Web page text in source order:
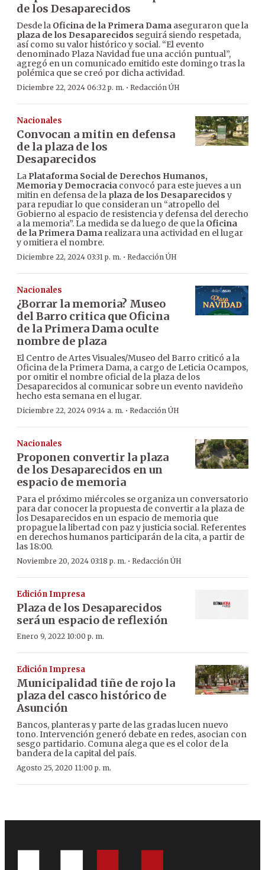
de los Desaparecidos
Desde la Oficina de la Primera Dama aseguraron que la
plaza de los Desaparecidos seguirá siendo respetada,
así como su valor histórico y social. “El evento
denominado Plaza Navidad fue una acción puntual”,
agregó en un comunicado emitido este domingo tras la
polémica que se creó por dicha actividad.
Diciembre 22, 2024 06:32 p. m. · Redacción ÚH
Nacionales
Convocan a mitin en defensa
de la plaza de los
Desaparecidos
La Plataforma Social de Derechos Humanos,
Memoria y Democracia convocó para este jueves a un
mitin en defensa de la plaza de los Desaparecidos y
para repudiar lo que consideran un “atropello del
Gobierno al espacio de resistencia y defensa del derecho
a la memoria”. La medida se da luego de que la Oficina
de la Primera Dama realizara una actividad en el lugar
y omitiera el nombre.
Diciembre 22, 2024 03:31 p. m. · Redacción ÚH
Nacionales
¿Borrar la memoria? Museo
del Barro critica que Oficina
de la Primera Dama oculte
nombre de plaza
El Centro de Artes Visuales/Museo del Barro criticó a la
Oficina de la Primera Dama, a cargo de Leticia Ocampos,
por omitir el nombre oficial de la plaza de los
Desaparecidos al comunicar sobre un evento navideño
hecho esta semana en el lugar.
Diciembre 22, 2024 09:14 a. m. · Redacción ÚH
Nacionales
Proponen convertir la plaza
de los Desaparecidos en un
espacio de memoria
Para el próximo miércoles se organiza un conversatorio
para dar conocer la propuesta de convertir a la plaza de
los Desaparecidos en un espacio de memoria que
propague la libertad con paz y justicia social. Referentes
en derechos humanos participarán de la cita, a partir de
las 18:00.
Noviembre 20, 2024 03:18 p. m. · Redacción ÚH
Edición Impresa
Plaza de los Desaparecidos
será un espacio de reflexión
Enero 9, 2022 10:00 p. m.
Edición Impresa
Municipalidad tiñe de rojo la
plaza del casco histórico de
Asunción
Bancos, planteras y parte de las gradas lucen nuevo
tono. Intervención generó debate en redes, asocian con
sesgo partidario. Comuna alega que es el color de la
bandera de la capital del país.
Agosto 25, 2020 11:00 p. m.